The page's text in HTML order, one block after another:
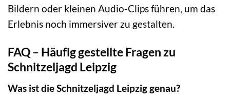
Bildern oder kleinen Audio-Clips führen, um das
Erlebnis noch immersiver zu gestalten.
FAQ – Häufig gestellte Fragen zu
Schnitzeljagd Leipzig
Was ist die Schnitzeljagd Leipzig genau?